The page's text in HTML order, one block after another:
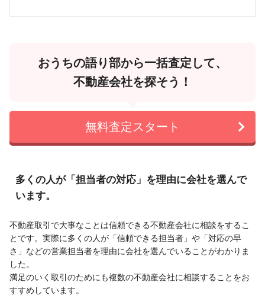
おうちの語り部から一括査定して、
不動産会社を探そう！
無料査定スタート
多くの人が「担当者の対応」を理由に会社を選んで
います。
不動産取引で大事なことは信頼できる不動産会社に相談をするこ
とです。実際に多くの人が「信頼できる担当者」や「対応の早
さ」などの営業担当者を理由に会社を選んでいることがわかりま
した。
満足のいく取引のためにも複数の不動産会社に相談することをお
すすめしています。